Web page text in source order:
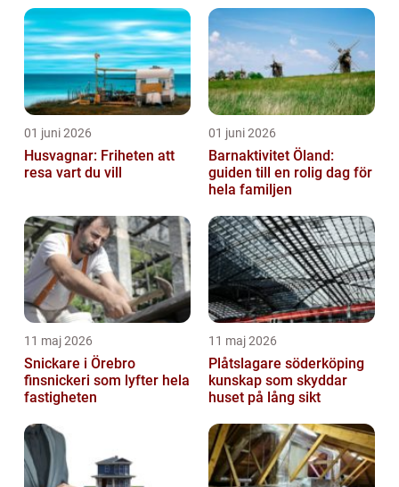
01 juni 2026
Husvagnar: Friheten att
resa vart du vill
01 juni 2026
Barnaktivitet Öland:
guiden till en rolig dag för
hela familjen
11 maj 2026
Snickare i Örebro
finsnickeri som lyfter hela
fastigheten
11 maj 2026
Plåtslagare söderköping
kunskap som skyddar
huset på lång sikt